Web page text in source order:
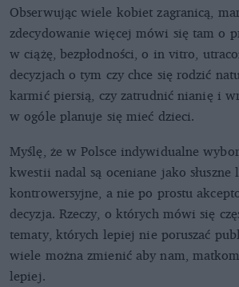
Obserwując wiele kobiet zagranicą,
zdecydowanie więcej mówi się tam o
w ciążę, bezpłodności, o in vitro,
decyzjach o tym czy chce się rodzić
karmić piersią, czy zatrudnić nianię i
w ogóle planuje się mieć dzieci.
Myślę, że w Polsce indywidualne
kwestii nadal są oceniane jako słuszne
kontrowersyjne, a nie po prostu
decyzja. Rzeczy, o których mówi się
tematy, których lepiej nie poruszać
wiele można zmienić aby nam,
lepiej.